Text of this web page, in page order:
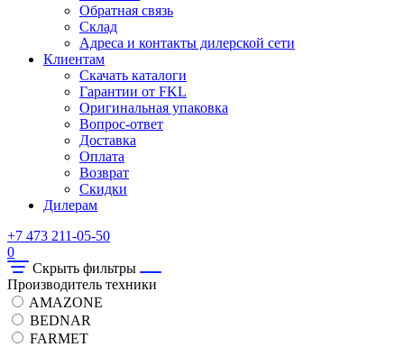
Обратная связь
Склад
Адреса и контакты дилерской сети
Клиентам
Скачать каталоги
Гарантии от FKL
Оригинальная упаковка
Вопрос-ответ
Доставка
Оплата
Возврат
Скидки
Дилерам
+7 473 211-05-50
0
Скрыть фильтры
Производитель техники
AMAZONE
BEDNAR
FARMET